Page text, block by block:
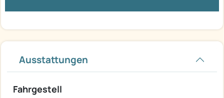
Ausstattungen
Fahrgestell